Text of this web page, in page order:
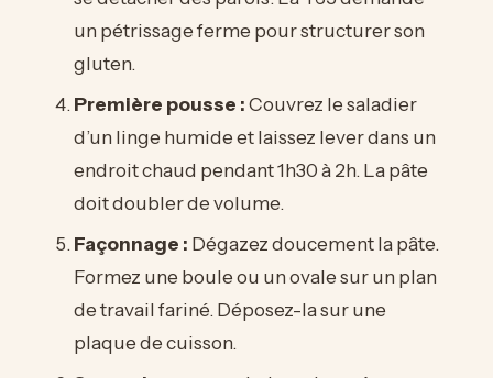
un pétrissage ferme pour structurer son
gluten.
Première pousse :Couvrez le saladier
d’un linge humide et laissez lever dans un
endroit chaud pendant 1h30 à 2h. La pâte
doit doubler de volume.
Façonnage : Dégazez doucement la pâte.
Formez une boule ou un ovale sur un plan
de travail fariné. Déposez-la sur une
plaque de cuisson.